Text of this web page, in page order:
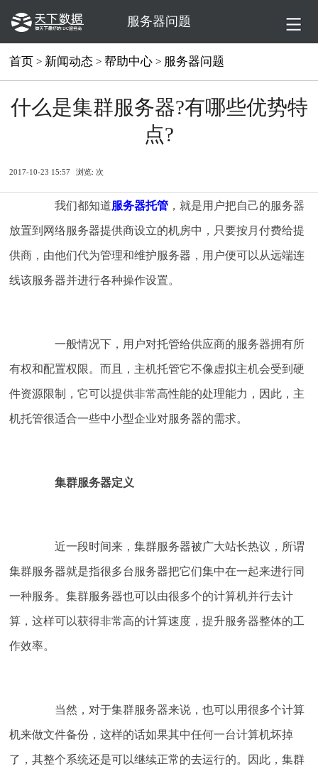
服务器问题
首页 > 新闻动态 >帮助中心 > 服务器问题
什么是集群服务器?有哪些优势特
点?
2017-10-23 15:57 浏览: 次
我们都知道服务器托管 ，就是用户把自己的服务器
放置到网络服务器提供商设立的机房中，只要按月付费给提
供商，由他们代为管理和维护服务器，用户便可以从远端连
线该服务器并进行各种操作设置。
一般情况下，用户对托管给供应商的服务器拥有所
有权和配置权限。而且，主机托管它不像虚拟主机会受到硬
件资源限制，它可以提供非常高性能的处理能力，因此，主
机托管很适合一些中小型企业对服务器的需求。
集群服务器定义
近一段时间来，集群服务器被广大站长热议，所谓
集群服务器就是指很多台服务器把它们集中在一起来进行同
一种服务。集群服务器也可以由很多个的计算机并行去计
算，这样可以获得非常高的计算速度，提升服务器整体的工
作效率。
当然，对于集群服务器来说，也可以用很多个计算
机来做文件备份，这样的话如果其中任何一台计算机坏掉
了，其整个系统还是可以继续正常的去运行的。因此，集群